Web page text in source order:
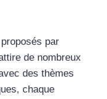
par
de nombreux
des thèmes
chaque